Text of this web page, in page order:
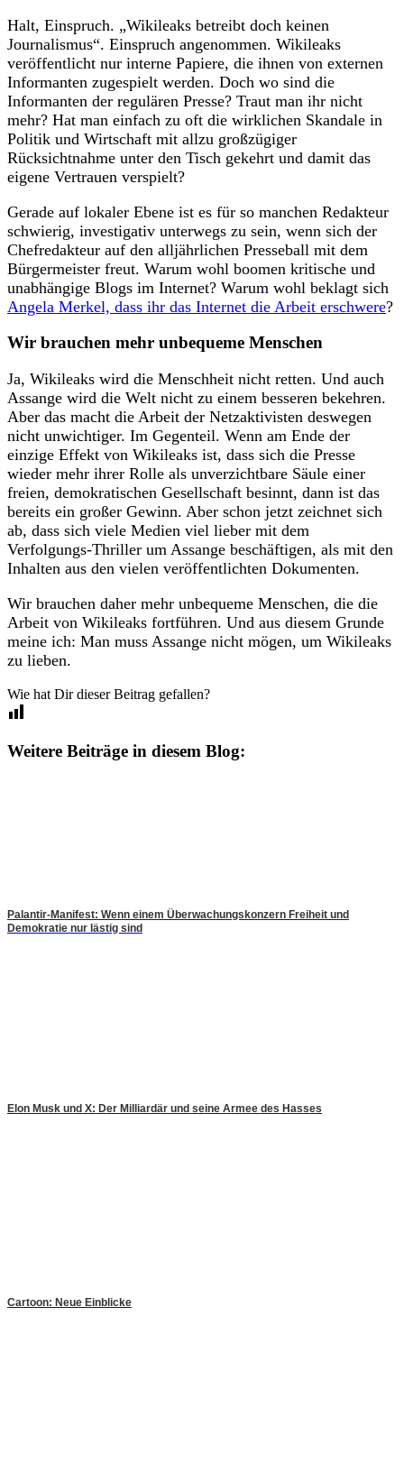
Halt, Einspruch. „Wikileaks betreibt doch keinen
Journalismus“. Einspruch angenommen. Wikileaks
veröffentlicht nur interne Papiere, die ihnen von externen
Informanten zugespielt werden. Doch wo sind die
Informanten der regulären Presse? Traut man ihr nicht
mehr? Hat man einfach zu oft die wirklichen Skandale in
Politik und Wirtschaft mit allzu großzügiger
Rücksichtnahme unter den Tisch gekehrt und damit das
eigene Vertrauen verspielt?
Gerade auf lokaler Ebene ist es für so manchen Redakteur
schwierig, investigativ unterwegs zu sein, wenn sich der
Chefredakteur auf den alljährlichen Presseball mit dem
Bürgermeister freut. Warum wohl boomen kritische und
unabhängige Blogs im Internet? Warum wohl beklagt sich
Angela Merkel, dass ihr das Internet die Arbeit erschwere?
Wir brauchen mehr unbequeme Menschen
Ja, Wikileaks wird die Menschheit nicht retten. Und auch
Assange wird die Welt nicht zu einem besseren bekehren.
Aber das macht die Arbeit der Netzaktivisten deswegen
nicht unwichtiger. Im Gegenteil. Wenn am Ende der
einzige Effekt von Wikileaks ist, dass sich die Presse
wieder mehr ihrer Rolle als unverzichtbare Säule einer
freien, demokratischen Gesellschaft besinnt, dann ist das
bereits ein großer Gewinn. Aber schon jetzt zeichnet sich
ab, dass sich viele Medien viel lieber mit dem
Verfolgungs-Thriller um Assange beschäftigen, als mit den
Inhalten aus den vielen veröffentlichten Dokumenten.
Wir brauchen daher mehr unbequeme Menschen, die die
Arbeit von Wikileaks fortführen. Und aus diesem Grunde
meine ich: Man muss Assange nicht mögen, um Wikileaks
zu lieben.
Wie hat Dir dieser Beitrag gefallen?
Weitere Beiträge in diesem Blog:
Palantir-Manifest: Wenn einem Überwachungskonzern Freiheit und
Demokratie nur lästig sind
Elon Musk und X: Der Milliardär und seine Armee des Hasses
Cartoon: Neue Einblicke